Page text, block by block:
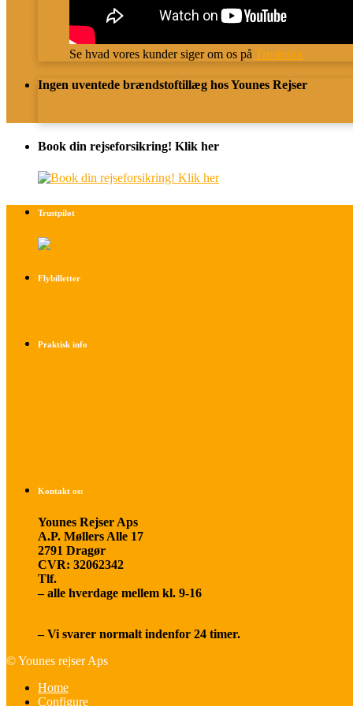
Se hvad vores kunder siger om os på Trustpilot
Ingen uventede brændstoftillæg hos Younes Rejser
Book din rejseforsikring! Klik her
Trustpilot
Flybilletter
Praktisk info
Kontakt os:
Younes Rejser Aps
A.P. Møllers Alle 17
2791 Dragør
CVR: 32062342
Tlf.
– alle hverdage mellem kl. 9-16
– Vi svarer normalt indenfor 24 timer.
© Younes rejser Aps
Home
Configure